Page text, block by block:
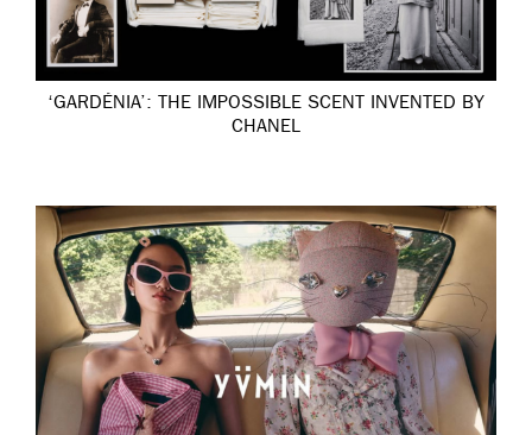
‘GARDÉNIA’: THE IMPOSSIBLE SCENT INVENTED BY
CHANEL